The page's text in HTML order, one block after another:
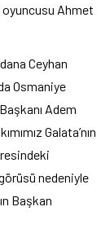
oyuncusu Ahmet
Ceyhan
Osmaniye
Adem
Galata’nın
nedeniyle
Başkan